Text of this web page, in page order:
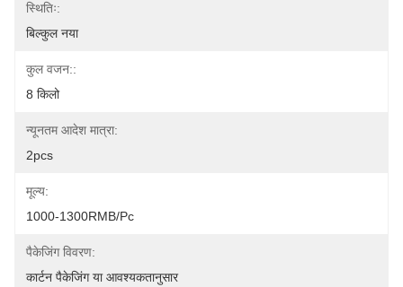
स्थितिः:
बिल्कुल नया
कुल वजन::
8 किलो
न्यूनतम आदेश मात्रा:
2pcs
मूल्य:
1000-1300RMB/Pc
पैकेजिंग विवरण:
कार्टन पैकेजिंग या आवश्यकतानुसार